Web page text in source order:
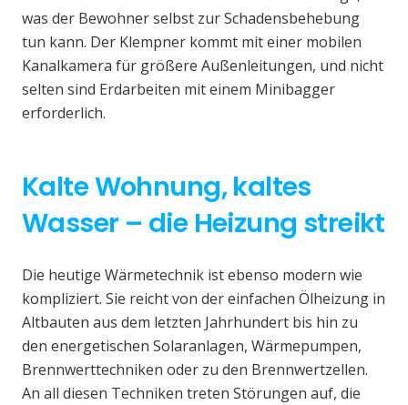
was der Bewohner selbst zur Schadensbehebung
tun kann. Der Klempner kommt mit einer mobilen
Kanalkamera für größere Außenleitungen, und nicht
selten sind Erdarbeiten mit einem Minibagger
erforderlich.
Kalte Wohnung, kaltes
Wasser – die Heizung streikt
Die heutige Wärmetechnik ist ebenso modern wie
kompliziert. Sie reicht von der einfachen Ölheizung in
Altbauten aus dem letzten Jahrhundert bis hin zu
den energetischen Solaranlagen, Wärmepumpen,
Brennwerttechniken oder zu den Brennwertzellen.
An all diesen Techniken treten Störungen auf, die